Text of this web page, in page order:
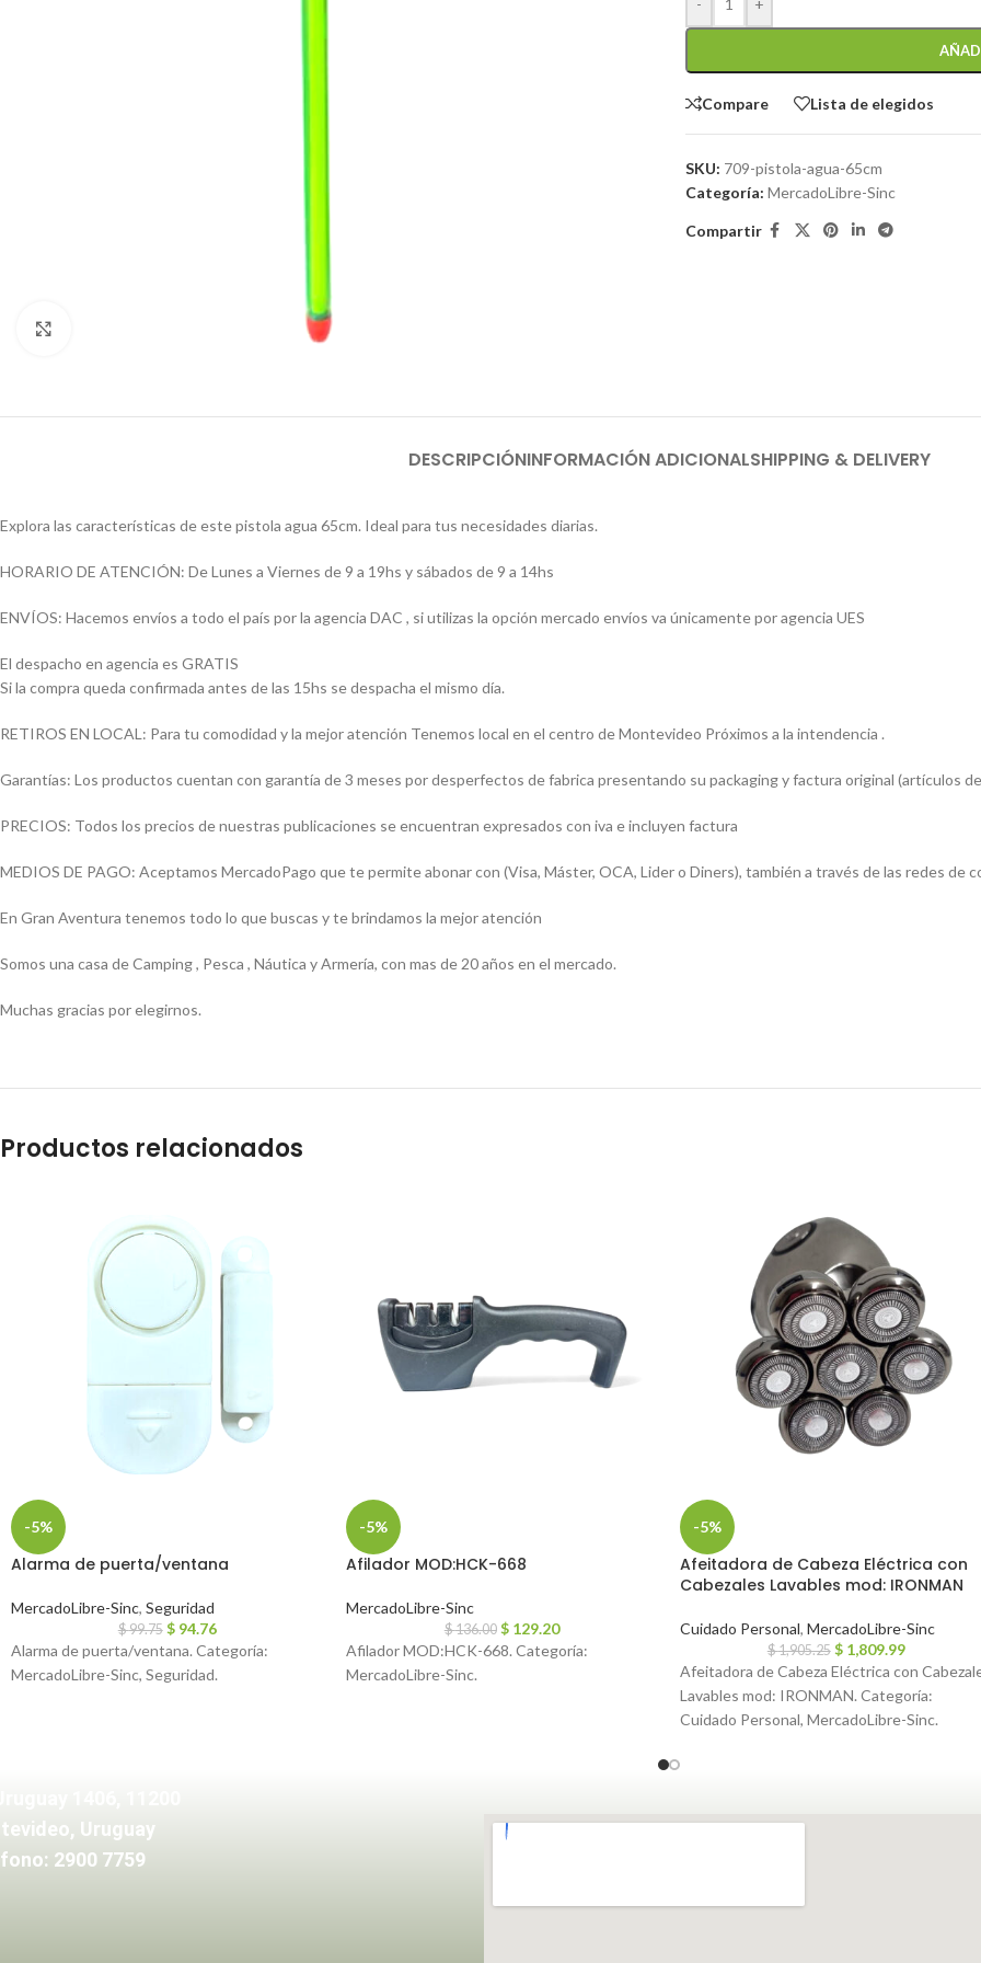
- +
Compare Lista de elegidos
SKU: 709-pistola-agua-65cm
Categoría: MercadoLibre-Sinc
Compartir
DESCRIPCIÓNINFORMACIÓN ADICIONALSHIPPING & DELIVERY
Explora las características de este pistola agua 65cm. Ideal para tus necesidades diarias.
HORARIO DE ATENCIÓN: De Lunes a Viernes de 9 a 19hs y sábados de 9 a 14hs
ENVÍOS: Hacemos envíos a todo el país por la agencia DAC , si utilizas la opción mercado envíos va únicamente por agencia UES
El despacho en agencia es GRATIS
Si la compra queda confirmada antes de las 15hs se despacha el mismo día.
RETIROS EN LOCAL: Para tu comodidad y la mejor atención Tenemos local en el centro de Montevideo Próximos a la intendencia .
Garantías: Los productos cuentan con garantía de 3 meses por desperfectos de fabrica presentando su packaging y factura original (artículos
PRECIOS: Todos los precios de nuestras publicaciones se encuentran expresados con iva e incluyen factura
MEDIOS DE PAGO: Aceptamos MercadoPago que te permite abonar con (Visa, Máster, OCA, Lider o Diners), también a través de las redes de
En Gran Aventura tenemos todo lo que buscas y te brindamos la mejor atención
Somos una casa de Camping , Pesca , Náutica y Armería, con mas de 20 años en el mercado.
Muchas gracias por elegirnos.
Productos relacionados
-5%
Alarma de puerta/ventana
MercadoLibre-Sinc, Seguridad
$99.75 $ 94.76
Alarma de puerta/ventana. Categoría:
MercadoLibre-Sinc, Seguridad.
-5%
Afilador MOD:HCK-668
MercadoLibre-Sinc
$136.00 $ 129.20
Afilador MOD:HCK-668. Categoría:
MercadoLibre-Sinc.
-5%
Afeitadora de Cabeza Eléctrica con
Cabezales Lavables mod: IRONMAN
Cuidado Personal, MercadoLibre-Sinc
$1,905.25 $ 1,809.99
Afeitadora de Cabeza Eléctrica con
Lavables mod: IRONMAN. Categoría:
Cuidado Personal, MercadoLibre-Sinc.
Uruguay
2900 7759